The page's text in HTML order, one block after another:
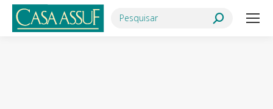
Search: